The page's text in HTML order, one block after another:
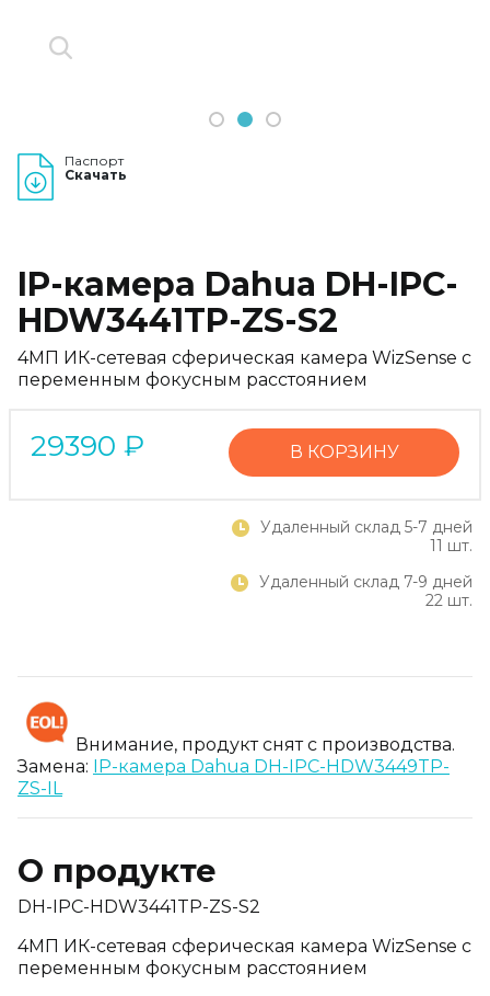
1 2 3
Паспорт
Скачать
IP-камера Dahua DH-IPC-
HDW3441TP-ZS-S2
4МП ИК-сетевая сферическая камера WizSense с
переменным фокусным расстоянием
29390 ₽ В КОРЗИНУ
Удаленный склад 5-7 дней
11 шт.
Удаленный склад 7-9 дней
22 шт.
Внимание, продукт снят с производства.
Замена: IP-камера Dahua DH-IPC-HDW3449TP-
ZS-IL
О продукте
DH-IPC-HDW3441TP-ZS-S2
4МП ИК-сетевая сферическая камера WizSense с
переменным фокусным расстоянием